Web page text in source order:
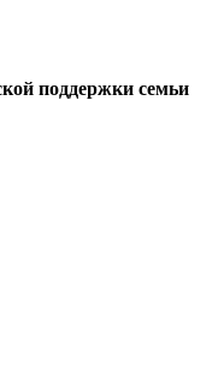
поддержки семьи